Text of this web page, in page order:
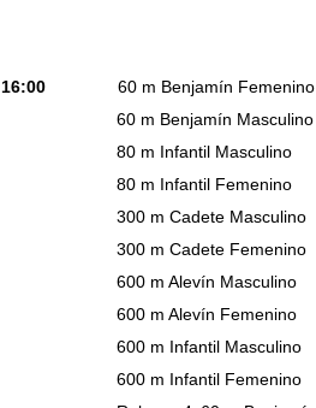
16:00 60 m Benjamín Femenino
60 m Benjamín Masculino
80 m Infantil Masculino
80 m Infantil Femenino
300 m Cadete Masculino
300 m Cadete Femenino
600 m Alevín Masculino
600 m Alevín Femenino
600 m Infantil Masculino
600 m Infantil Femenino